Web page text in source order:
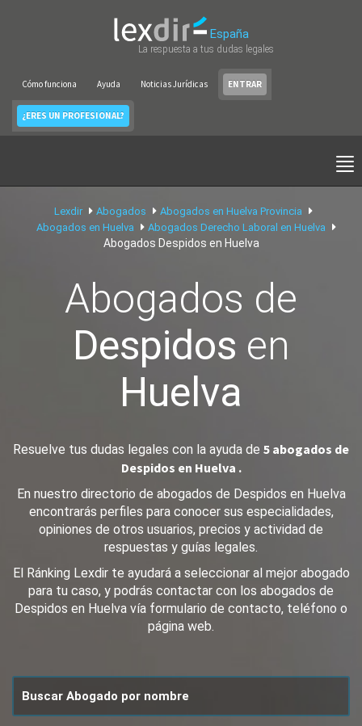
España
La respuesta a tus dudas legales
Cómo funciona Ayuda Noticias Jurídicas ENTRAR
¿ERES UN PROFESIONAL?
Lexdir Abogados
Abogados en Huelva Provincia
Abogados en Huelva
Abogados Derecho Laboral en Huelva
Abogados Despidos en Huelva
Abogados de
Despidos en
Huelva
Resuelve tus dudas legales con la ayuda de 5 abogados de
Despidos en Huelva .
En nuestro directorio de abogados de Despidos en Huelva
encontrarás perfiles para conocer sus especialidades,
opiniones de otros usuarios, precios y actividad de
respuestas y guías legales.
El Ránking Lexdir te ayudará a seleccionar al mejor abogado
para tu caso, y podrás contactar con los abogados de
Despidos en Huelva vía formulario de contacto, teléfono o
página web.